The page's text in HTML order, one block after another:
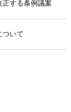
する条例議案
ついて